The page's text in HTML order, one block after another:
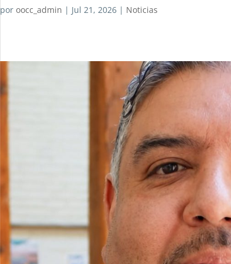
poroocc_admin | Jul 21, 2026 | Noticias